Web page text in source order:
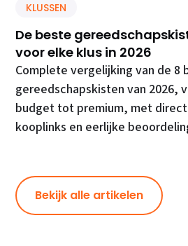
KLUSSEN
De beste
voor elke klus in 2026
Complete vergelijking van de 8
gereedschapskisten van 2026,
budget tot premium, met
kooplinks en eerlijke
Bekijk alle artikelen